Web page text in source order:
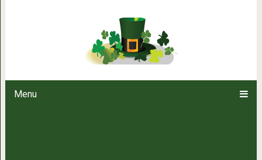
Menu
Всем спать! 13 котеек,